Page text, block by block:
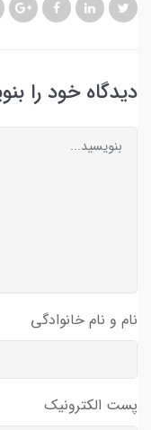
دیدگاه خود را
نام و نام خانوادگی
پست الکترونیک